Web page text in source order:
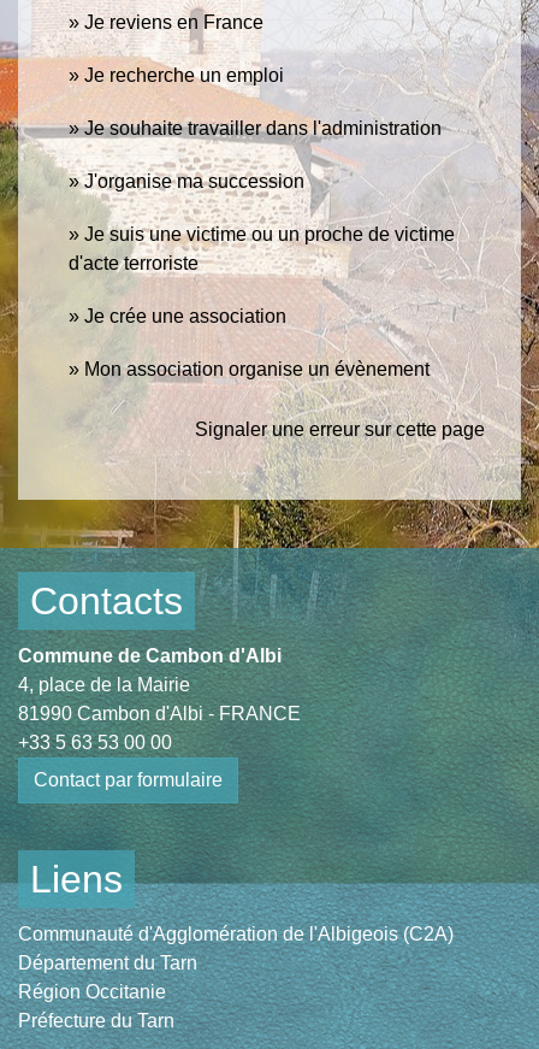
Je reviens en France
Je recherche un emploi
Je souhaite travailler dans l'administration
J'organise ma succession
Je suis une victime ou un proche de victime
d'acte terroriste
Je crée une association
Mon association organise un évènement
Signaler une erreur sur cette page
Contacts
Commune de Cambon d'Albi
4, place de la Mairie
81990 Cambon d'Albi - FRANCE
+33 5 63 53 00 00
Contact par formulaire
Liens
Communauté d'Agglomération de l'Albigeois (C2A)
Département du Tarn
Région Occitanie
Préfecture du Tarn